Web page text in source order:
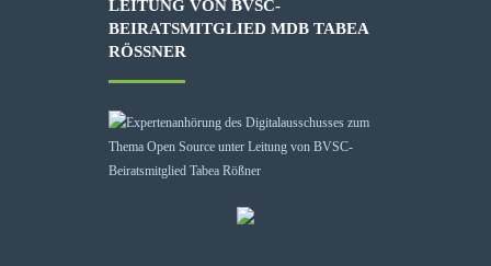
LEITUNG VON BVSC-
BEIRATSMITGLIED MDB TABEA
RÖSSNER